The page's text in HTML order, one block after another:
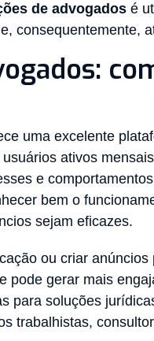
de advogados é
consequentemente,
uma excelente
ativos
e
bem o
sejam eficazes.
ou criar
pode gerar mais
para soluções
trabalhistas,